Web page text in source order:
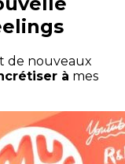
de nouveaux
à mes